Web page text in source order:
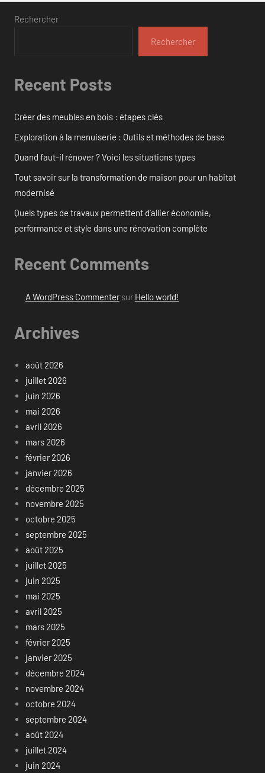
Rechercher
Rechercher
Recent Posts
Créer des meubles en bois : étapes clés
Exploration à la menuiserie : Outils et méthodes de base
Quand faut-il rénover ? Voici les situations types
Tout savoir sur la transformation de maison pour un habitat
modernisé
Quels types de travaux permettent d’allier économie,
performance et style dans une rénovation complète
Recent Comments
A WordPress Commentersur Hello world!
Archives
août 2026
juillet 2026
juin 2026
mai 2026
avril 2026
mars 2026
février 2026
janvier 2026
décembre 2025
novembre 2025
octobre 2025
septembre 2025
août 2025
juillet 2025
juin 2025
mai 2025
avril 2025
mars 2025
février 2025
janvier 2025
décembre 2024
novembre 2024
octobre 2024
septembre 2024
août 2024
juillet 2024
juin 2024